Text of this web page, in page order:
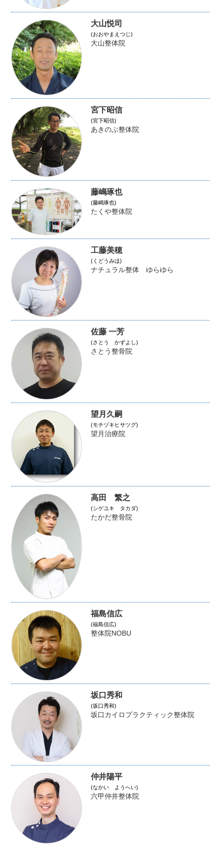
大山悦司
(おおやまえつじ)
大山整体院
宮下昭信
(宮下昭信)
あきのぶ整体院
藤嶋琢也
(藤嶋琢也)
たくや整体院
工藤美穂
(くどうみほ)
ナチュラル整体 ゆらゆら
佐藤 一芳
(さとう かずよし)
さとう整骨院
望月久嗣
(モチヅキヒサツグ)
望月治療院
高田 繁之
(シゲユキ タカダ)
たかだ整骨院
福島信広
(福島信広)
整体院NOBU
坂口秀和
(坂口秀和)
坂口カイロプラクティック整体院
仲井陽平
(なかい ようへい)
六甲仲井整体院